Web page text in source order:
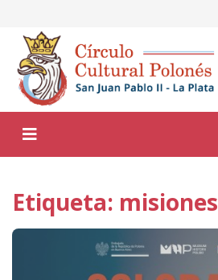
Etiqueta: misiones